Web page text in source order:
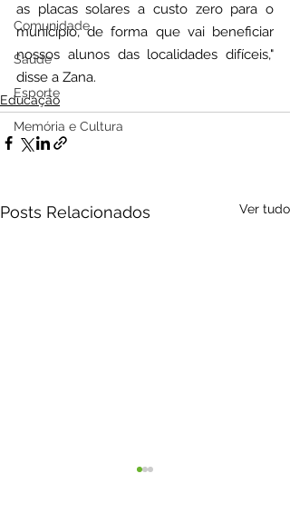
Comunidade
Saúde
Esporte
Memória e Cultura
as placas solares a custo zero para o
município, de forma que vai beneficiar
nossos alunos das localidades difíceis,"
disse a Zana.
Educação
Posts Relacionados Ver tudo